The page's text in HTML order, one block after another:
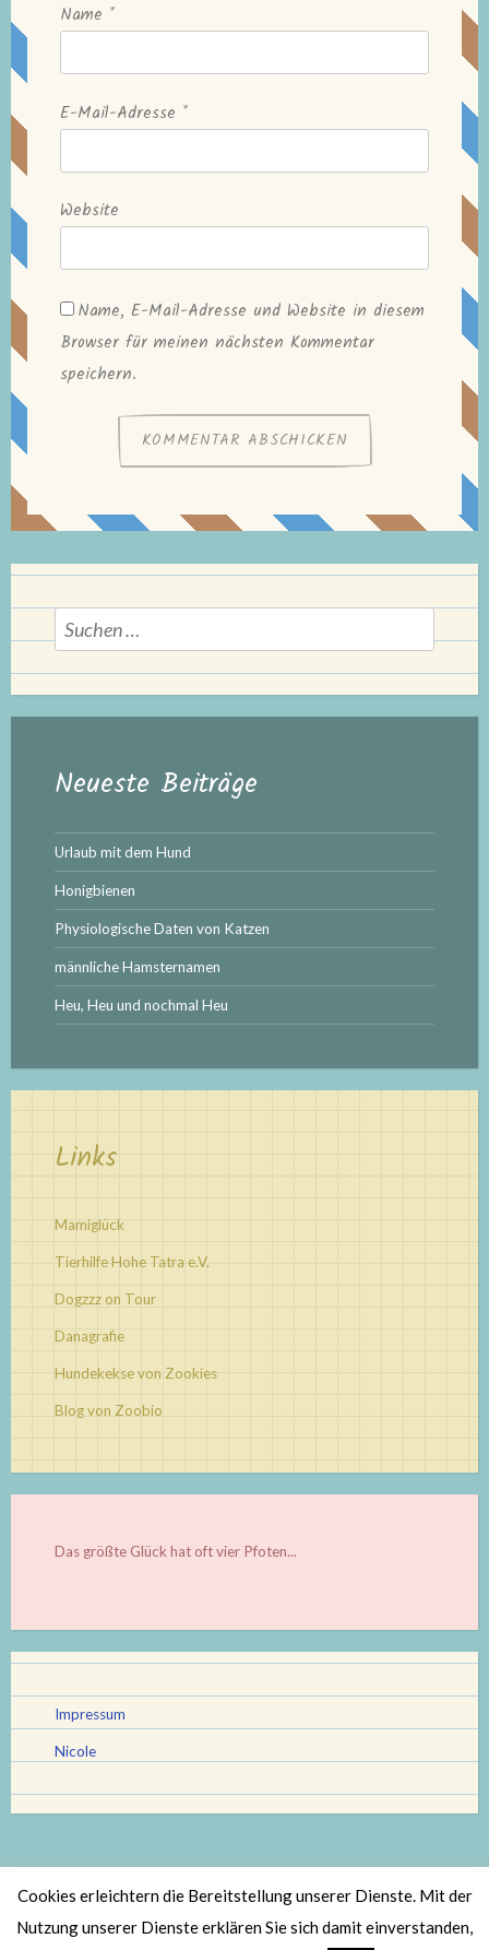
Name *
E-Mail-Adresse *
Website
Name, E-Mail-Adresse und Website in diesem
Browser für meinen nächsten Kommentar
speichern.
Suchen
nach:
Neueste Beiträge
Urlaub mit dem Hund
Honigbienen
Physiologische Daten von Katzen
männliche Hamsternamen
Heu, Heu und nochmal Heu
Links
Mamiglück
Tierhilfe Hohe Tatra e.V.
Dogzzz on Tour
Danagrafie
Hundekekse von Zookies
Blog von Zoobio
Das größte Glück hat oft vier Pfoten...
Impressum
Nicole
Stolz bereitgestellt von WordPress |
Theme: Scratchpad von
Cookies erleichtern die Bereitstellung unserer Dienste. Mit der
Nutzung unserer Dienste erklären Sie sich damit einverstanden,